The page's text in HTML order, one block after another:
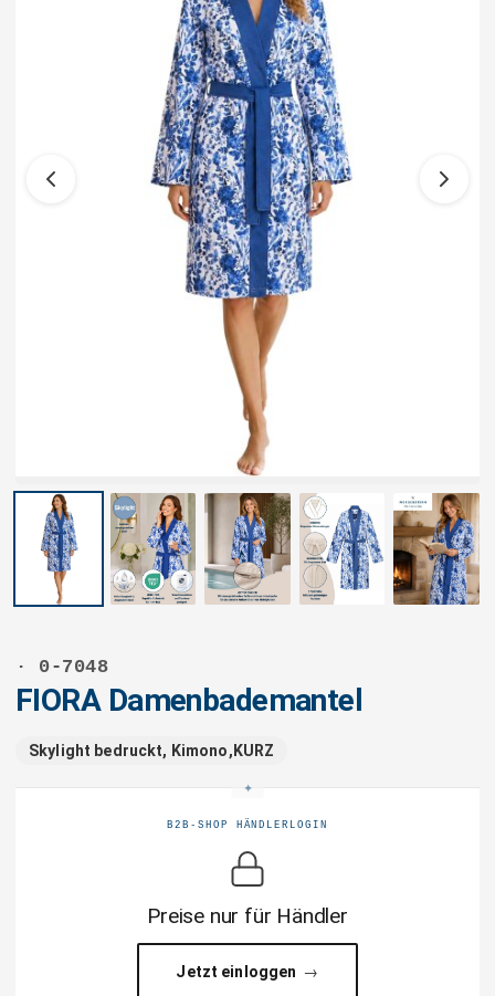
· 0-7048
FIORA Damenbademantel
Skylight bedruckt, Kimono,KURZ
B2B-SHOP HÄNDLERLOGIN
Preise nur für Händler
Jetzt einloggen